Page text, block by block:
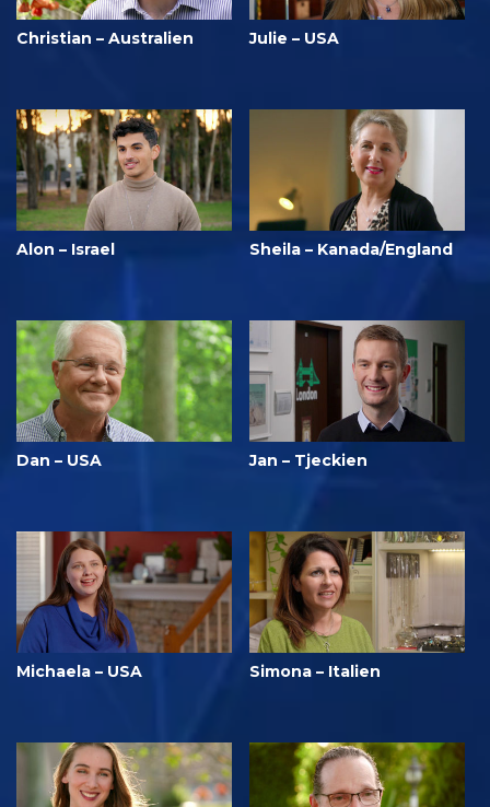
Christian – Australien Julie – USA
Alon – Israel Sheila – Kanada/England
Dan – USA Jan – Tjeckien
Michaela – USA Simona – Italien